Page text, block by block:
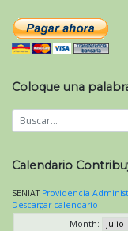
Coloque una
Calendario
SENIAT Providencia
Descargar calendario
Month: